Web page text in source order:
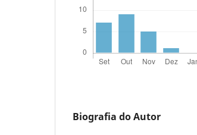
Biografia do Autor